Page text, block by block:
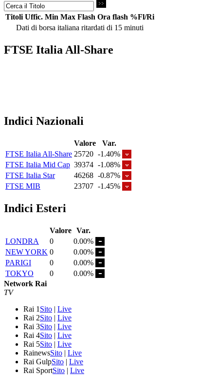
Titoli Uffic. Min Max Flash Ora flash %Fl/Ri
Dati di borsa italiana ritardati di 15 minuti
FTSE Italia All-Share
Indici Nazionali
Valore
Var.
FTSE Italia All-Share 25720 -1.40%
FTSE Italia Mid Cap 39374 -1.08%
FTSE Italia Star
46268 -0.87%
FTSE MIB
23707 -1.45%
Indici Esteri
Valore Var.
LONDRA
0
0.00%
NEW YORK 0
0.00%
PARIGI
0
0.00%
TOKYO
0
0.00%
Network Rai
TV
Rai 1 Sito | Live
Rai 2Sito | Live
Rai 3Sito | Live
Rai 4Sito | Live
Rai 5Sito | Live
RainewsSito | Live
Rai GulpSito | Live
Rai SportSito | Live